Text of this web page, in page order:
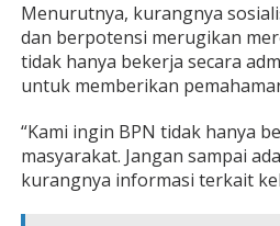
Menurutnya, kurangnya
dan berpotensi merugikan
tidak hanya bekerja secara
untuk memberikan
“Kami ingin BPN tidak hanya
masyarakat. Jangan sampai
kurangnya informasi terkait